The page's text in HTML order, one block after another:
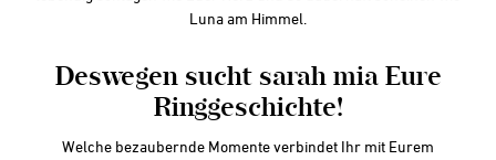
Luna am Himmel.
Deswegen sucht sarah mia Eure
Ringgeschichte!
Welche bezaubernde Momente verbindet Ihr mit Eurem